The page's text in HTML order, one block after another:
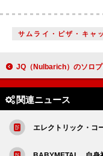
サムライ・ピザ・キャ
JQ（Nulbarich）のソロプロジェクト、全6曲オール新曲の『UP TO THE MINUTE
関連ニュース
エレクトリック・コ